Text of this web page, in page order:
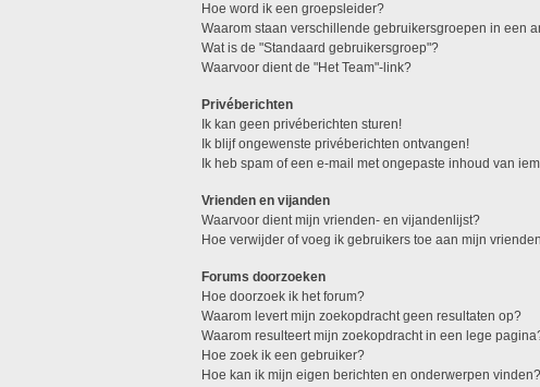
Hoe word ik een groepsleider?
Waarom staan verschillende gebruikersgroepen in een
Wat is de "Standaard gebruikersgroep"?
Waarvoor dient de "Het Team"-link?
Privéberichten
Ik kan geen privéberichten sturen!
Ik blijf ongewenste privéberichten ontvangen!
Ik heb spam of een e-mail met ongepaste inhoud van
Vrienden en vijanden
Waarvoor dient mijn vrienden- en vijandenlijst?
Hoe verwijder of voeg ik gebruikers toe aan mijn
Forums doorzoeken
Hoe doorzoek ik het forum?
Waarom levert mijn zoekopdracht geen resultaten op?
Waarom resulteert mijn zoekopdracht in een lege
Hoe zoek ik een gebruiker?
Hoe kan ik mijn eigen berichten en onderwerpen vinden?